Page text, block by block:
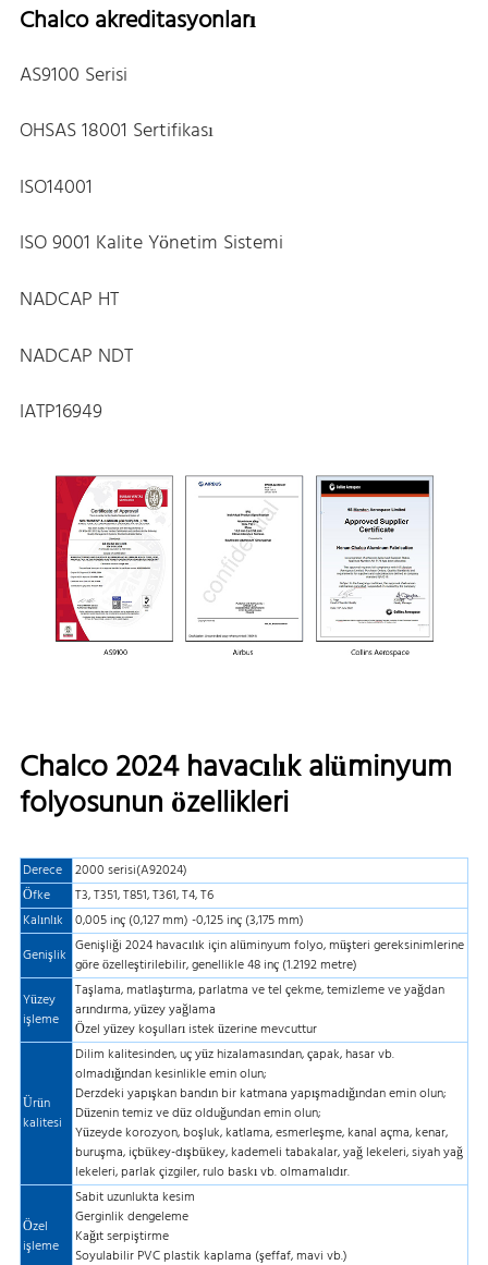
Chalco akreditasyonları
AS9100 Serisi
OHSAS 18001 Sertifikası
ISO14001
ISO 9001 Kalite Yönetim Sistemi
NADCAP HT
NADCAP NDT
IATP16949
Chalco 2024 havacılık alüminyum
folyosunun özellikleri
Derece
2000 serisi(A92024)
Öfke
T3, T351, T851, T361, T4, T6
Kalınlık 0,005 inç (0,127 mm) -0,125 inç (3,175 mm)
Genişlik Genişliği 2024 havacılık için alüminyum folyo, müşteri gereksinimlerine
göre özelleştirilebilir, genellikle 48 inç (1.2192 metre)
Yüzey
işleme
Taşlama, matlaştırma, parlatma ve tel çekme, temizleme ve yağdan
arındırma, yüzey yağlama
Özel yüzey koşulları istek üzerine mevcuttur
Ürün
kalitesi
Dilim kalitesinden, uç yüz hizalamasından, çapak, hasar vb.
olmadığından kesinlikle emin olun;
Derzdeki yapışkan bandın bir katmana yapışmadığından emin olun;
Düzenin temiz ve düz olduğundan emin olun;
Yüzeyde korozyon, boşluk, katlama, esmerleşme, kanal açma, kenar,
buruşma, içbükey-dışbükey, kademeli tabakalar, yağ lekeleri, siyah yağ
lekeleri, parlak çizgiler, rulo baskı vb. olmamalıdır.
Özel
işleme
Sabit uzunlukta kesim
Gerginlik dengeleme
Kağıt serpiştirme
Soyulabilir PVC plastik kaplama (şeffaf, mavi vb.)